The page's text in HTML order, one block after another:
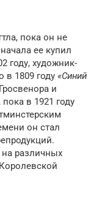
пока он не
ее купил
году, художник-
в 1809 году «Синий
и
в 1921 году
он стал
различных